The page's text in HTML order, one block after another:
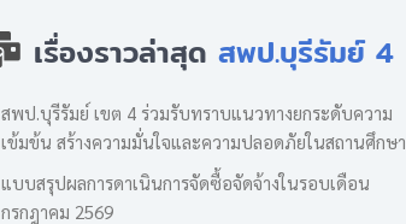
เรื่องราวล่าสุด สพป.บุรีรัมย์ 4
สพป.บุรีรัมย์ เขต 4 ร่วมรับทราบแนวทางยกระดับความ
เข้มข้น สร้างความมั่นใจและความปลอดภัยในสถานศึกษา
แบบสรุปผลการดาเนินการจัดซื้อจัดจ้างในรอบเดือน
กรกฎาคม 2569